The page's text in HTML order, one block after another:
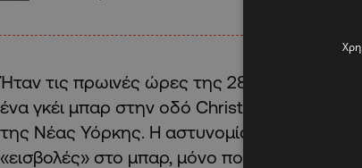
Ήταν τις πρωινές ώρες της 28ης Ιουνίου
ένα γκέι μπαρ στην οδό Christopher στο
της Νέας Υόρκης. Η αστυνομία επιχειρεί μια
«εισβολές» στο μπαρ, μόνο που αυτή τη